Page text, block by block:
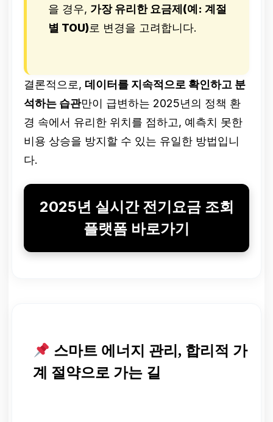
을 경우, 가장 유리한 요금제(예: 계절
별 TOU)로 변경을 고려합니다.
결론적으로, 데이터를 지속적으로 확인하고 분
석하는 습관만이 급변하는 2025년의 정책 환
경 속에서 유리한 위치를 점하고, 예측치 못한
비용 상승을 방지할 수 있는 유일한 방법입니
다.
2025년 실시간 전기요금 조회
플랫폼 바로가기
스마트 에너지 관리, 합리적 가
계 절약으로 가는 길